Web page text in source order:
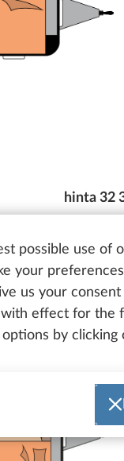
possible use of
your
us your
effect for the
by clicking
hinta 32
omasi
tiedot